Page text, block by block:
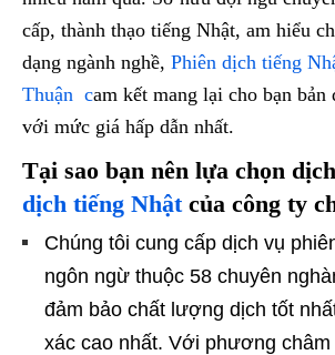
cấp, thành thạo tiếng Nhật, am hiểu
dạng ngành nghề, Phiên dịch tiếng
Thuận cam kết mang lại cho bạn
với mức giá hấp dẫn nhất.
Tại sao bạn nên lựa chọn
dịch tiếng Nhậtcủa công ty
Chúng tôi cung cấp dịch vụ
ngôn ngừ thuộc 58 chuyên
đảm bảo chất lượng dịch tốt
xác cao nhất. Với phương